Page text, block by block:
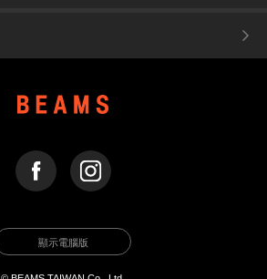
顯示電腦版